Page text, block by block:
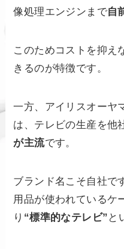
像処理エンジンまで自
このためコストを抑え
きるのが特徴です。
一方、アイリスオーヤ
は、テレビの生産を他
が主流です。
ブランド名こそ自社で
用品が使われているケ
り “標準的なテレビ” と